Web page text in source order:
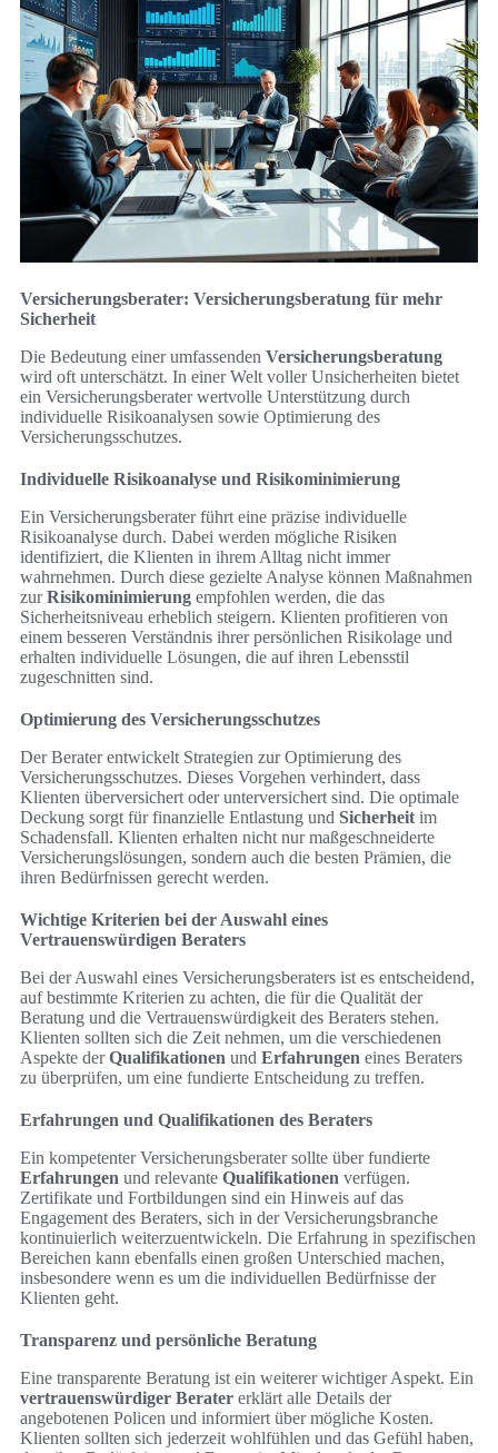
Versicherungsberater: Versicherungsberatung für mehr
Sicherheit
Die Bedeutung einer umfassenden Versicherungsberatung
wird oft unterschätzt. In einer Welt voller Unsicherheiten bietet
ein Versicherungsberater wertvolle Unterstützung durch
individuelle Risikoanalysen sowie Optimierung des
Versicherungsschutzes.
Individuelle Risikoanalyse und Risikominimierung
Ein Versicherungsberater führt eine präzise individuelle
Risikoanalyse durch. Dabei werden mögliche Risiken
identifiziert, die Klienten in ihrem Alltag nicht immer
wahrnehmen. Durch diese gezielte Analyse können Maßnahmen
zurRisikominimierung empfohlen werden, die das
Sicherheitsniveau erheblich steigern. Klienten profitieren von
einem besseren Verständnis ihrer persönlichen Risikolage und
erhalten individuelle Lösungen, die auf ihren Lebensstil
zugeschnitten sind.
Optimierung des Versicherungsschutzes
Der Berater entwickelt Strategien zur Optimierung des
Versicherungsschutzes. Dieses Vorgehen verhindert, dass
Klienten überversichert oder unterversichert sind. Die optimale
Deckung sorgt für finanzielle Entlastung und Sicherheit im
Schadensfall. Klienten erhalten nicht nur maßgeschneiderte
Versicherungslösungen, sondern auch die besten Prämien, die
ihren Bedürfnissen gerecht werden.
Wichtige Kriterien bei der Auswahl eines
Vertrauenswürdigen Beraters
Bei der Auswahl eines Versicherungsberaters ist es entscheidend,
auf bestimmte Kriterien zu achten, die für die Qualität der
Beratung und die Vertrauenswürdigkeit des Beraters stehen.
Klienten sollten sich die Zeit nehmen, um die verschiedenen
Aspekte derQualifikationen und Erfahrungen eines Beraters
zu überprüfen, um eine fundierte Entscheidung zu treffen.
Erfahrungen und Qualifikationen des Beraters
Ein kompetenter Versicherungsberater sollte über fundierte
Erfahrungen und relevante Qualifikationen verfügen.
Zertifikate und Fortbildungen sind ein Hinweis auf das
Engagement des Beraters, sich in der Versicherungsbranche
kontinuierlich weiterzuentwickeln. Die Erfahrung in spezifischen
Bereichen kann ebenfalls einen großen Unterschied machen,
insbesondere wenn es um die individuellen Bedürfnisse der
Klienten geht.
Transparenz und persönliche Beratung
Eine transparente Beratung ist ein weiterer wichtiger Aspekt. Ein
vertrauenswürdiger Berater erklärt alle Details der
angebotenen Policen und informiert über mögliche Kosten.
Klienten sollten sich jederzeit wohlfühlen und das Gefühl haben,